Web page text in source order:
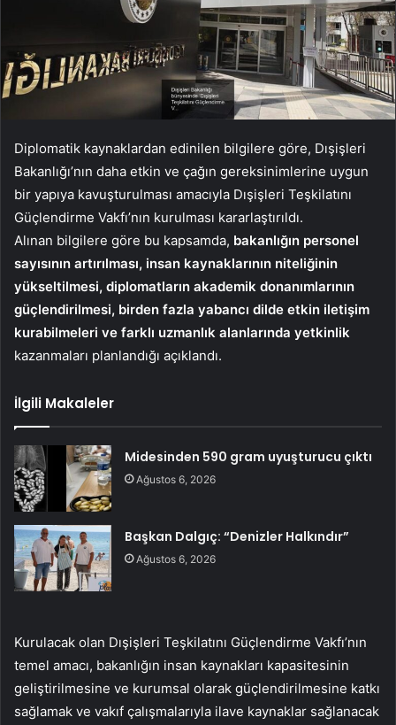
Diplomatik kaynaklardan edinilen bilgilere göre, Dışişleri
Bakanlığı’nın daha etkin ve çağın gereksinimlerine uygun
bir yapıya kavuşturulması amacıyla Dışişleri Teşkilatını
Güçlendirme Vakfı’nın kurulması kararlaştırıldı.
Alınan bilgilere göre bu kapsamda, bakanlığın personel
sayısının artırılması, insan kaynaklarının niteliğinin
yükseltilmesi, diplomatların akademik donanımlarının
güçlendirilmesi, birden fazla yabancı dilde etkin iletişim
kurabilmeleri ve farklı uzmanlık alanlarında yetkinlik
kazanmaları planlandığı açıklandı.
İlgili Makaleler
Midesinden 590 gram uyuşturucu çıktı
Ağustos 6, 2026
Başkan Dalgıç: “Denizler Halkındır”
Ağustos 6, 2026
Kurulacak olan Dışişleri Teşkilatını Güçlendirme Vakfı’nın
temel amacı, bakanlığın insan kaynakları kapasitesinin
geliştirilmesine ve kurumsal olarak güçlendirilmesine katkı
sağlamak ve vakıf çalışmalarıyla ilave kaynaklar sağlanacak